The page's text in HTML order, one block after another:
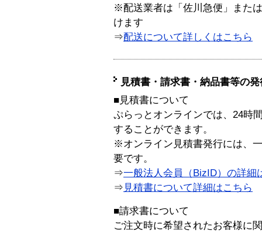
※配送業者は「佐川急便」また
けます
⇒配送について詳しくはこちら
見積書・請求書・納品書等の
■見積書について
ぷらっとオンラインでは、24時
することができます。
※オンライン見積書発行には、
要です。
⇒一般法人会員（BizID）の詳細
⇒ 見積書について詳細はこちら
■請求書について
ご注文時に希望されたお客様に